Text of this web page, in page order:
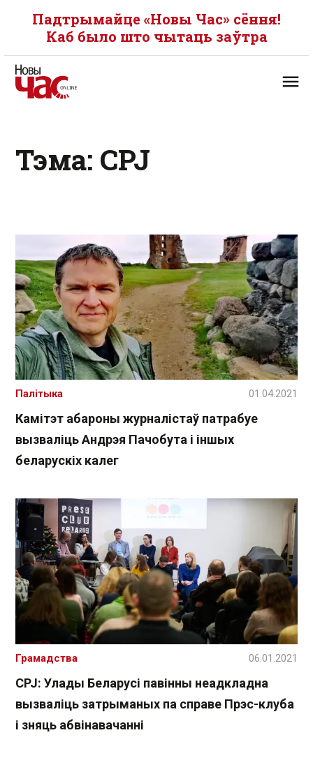
Падтрымайце «Новы Час» сёння!
Каб было што чытаць заўтра
Тэма: CPJ
Камітэт абароны журналістаў патрабуе
вызваліць Андрэя Пачобута і іншых
беларускіх калег
Палітыка 01.04.2021
CPJ: Улады Беларусі павінны неадкладна
вызваліць затрыманых па справе Прэс-клуба
і зняць абвінавачанні
Грамадства 06.01.2021